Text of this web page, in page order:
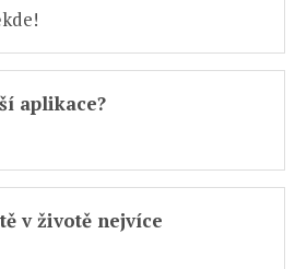
aplikace?
v životě nejvíce